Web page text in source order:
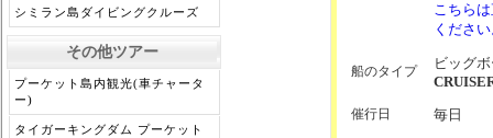
シミラン島ダイビングクルーズ
その他ツアー
プーケット島内観光(車チャータ
ー)
タイガーキングダム プーケット
こちら
くださ
船のタイプ
ビッグ
催行日 毎日